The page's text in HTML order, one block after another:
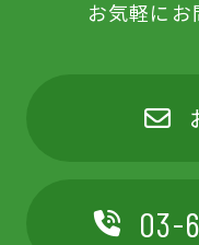
お気軽にお
03-